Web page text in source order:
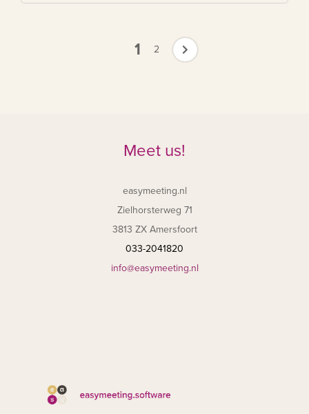
1 2
Meet us!
easymeeting.nl
Zielhorsterweg 71
3813 ZX Amersfoort
033-2041820
info@easymeeting.nl